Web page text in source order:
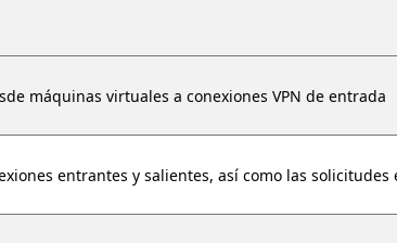
máquinas virtuales a conexiones VPN de entrada
entrantes y salientes, así como las solicitudes